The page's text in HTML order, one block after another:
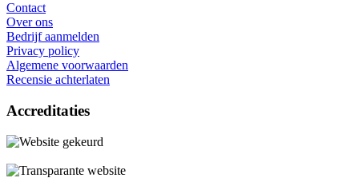
Contact
Over ons
Bedrijf aanmelden
Privacy policy
Algemene voorwaarden
Recensie achterlaten
Accreditaties